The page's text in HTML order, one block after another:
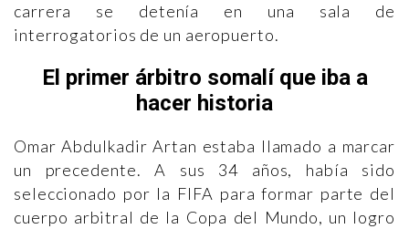
carrera se detenía en una sala de
interrogatorios de un aeropuerto.
El primer árbitro somalí que iba a
hacer historia
Omar Abdulkadir Artan estaba llamado a marcar
un precedente. A sus 34 años, había sido
seleccionado por la FIFA para formar parte del
cuerpo arbitral de la Copa del Mundo, un logro